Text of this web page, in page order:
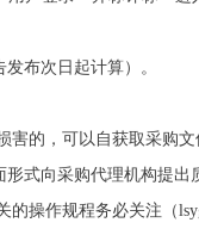
布次日起计算）。
害的，可以自获取采购
形式向采购代理机构提出
的操作规程务必关注（